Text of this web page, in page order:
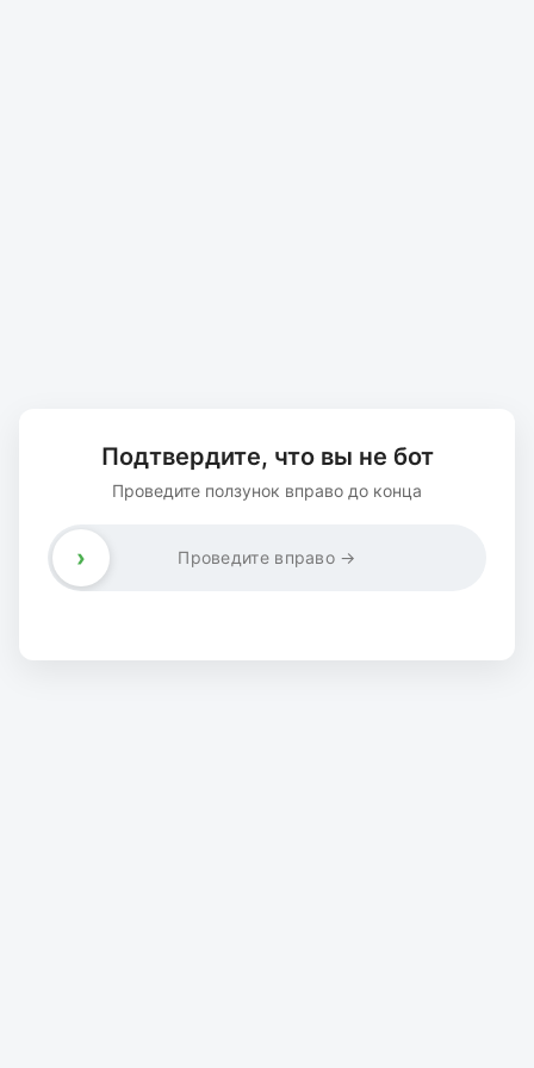
Подтвердите, что вы не бот
Проведите ползунок вправо до конца
Проведите вправо →
›